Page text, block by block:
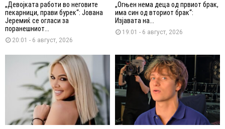
„Девојката работи во неговите
пекарници, прави бурек“: Јована
Јеремиќ се огласи за
поранешниот...
20:01 - 6 август, 2026
„Огњен нема деца од првиот брак,
има син од вториот брак“:
Изјавата на...
19:01 - 6 август, 2026